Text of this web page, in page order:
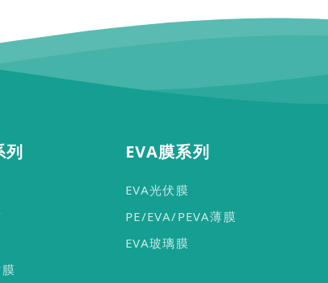
列 EVA膜系列
EVA光伏膜
PE/EVA/PEVA薄膜
EVA玻璃膜